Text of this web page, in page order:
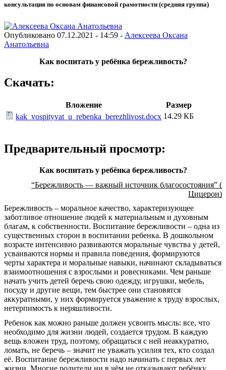
консультация по основам финансовой грамотности (средняя группа)
Опубликовано 07.12.2021 - 14:59 - Алексеева Оксана
Анатольевна
Как воспитать у ребёнка бережливость?
Скачать:
Вложение
Размер
kak_vospityvat_u_rebenka_berezhlivost.docx 14.29 КБ
Предварительный просмотр:
Как воспитать у ребёнка бережливость?
“Бережливость — важный источник благосостояния” (
Цицерон)
Бережливость – моральное качество, характеризующее
заботливое отношение людей к материальным и духовным
благам, к собственности. Воспитание бережливости – одна из
существенных сторон в воспитании ребенка. В дошкольном
возрасте интенсивно развиваются моральные чувства у детей,
усваиваются нормы и правила поведения, формируются
черты характера и моральные навыки, начинают складываться
взаимоотношения с взрослыми и ровесниками. Чем раньше
начать учить детей беречь свою одежду, игрушки, мебель,
посуду и другие вещи, тем быстрее они становятся
аккуратными, у них формируется уважение к труду взрослых,
нетерпимость к неряшливости.
Ребенок как можно раньше должен усвоить мысль: все, что
необходимо для жизни людей, создается трудом. В каждую
вещь вложен труд, поэтому, обращаться с ней неаккуратно,
ломать, не беречь – значит не уважать усилия тех, кто создал
её. Воспитание бережливости надо начинать с первых лет
жизни. Многие родители ни в чём не отказывают ребёнку,